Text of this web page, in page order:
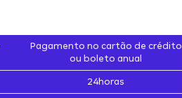
Pagamento no cartão de crédito
ou boleto anual
24horas